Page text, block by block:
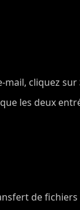
mail, cliquez sur
les deux
de